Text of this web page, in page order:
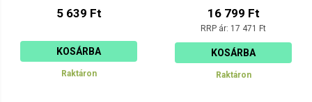
5 639 Ft
KOSÁRBA
Raktáron
16 799 Ft
RRP ár: 17 471 Ft
KOSÁRBA
Raktáron